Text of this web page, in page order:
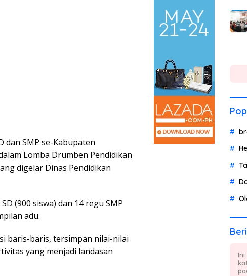
dan SMP se-Kabupaten
Lomba Drumben Pendidikan
digelar Dinas Pendidikan
(900 siswa) dan 14 regu SMP
adu.
baris-baris, tersimpan nilai-nilai
yang menjadi landasan
Ini